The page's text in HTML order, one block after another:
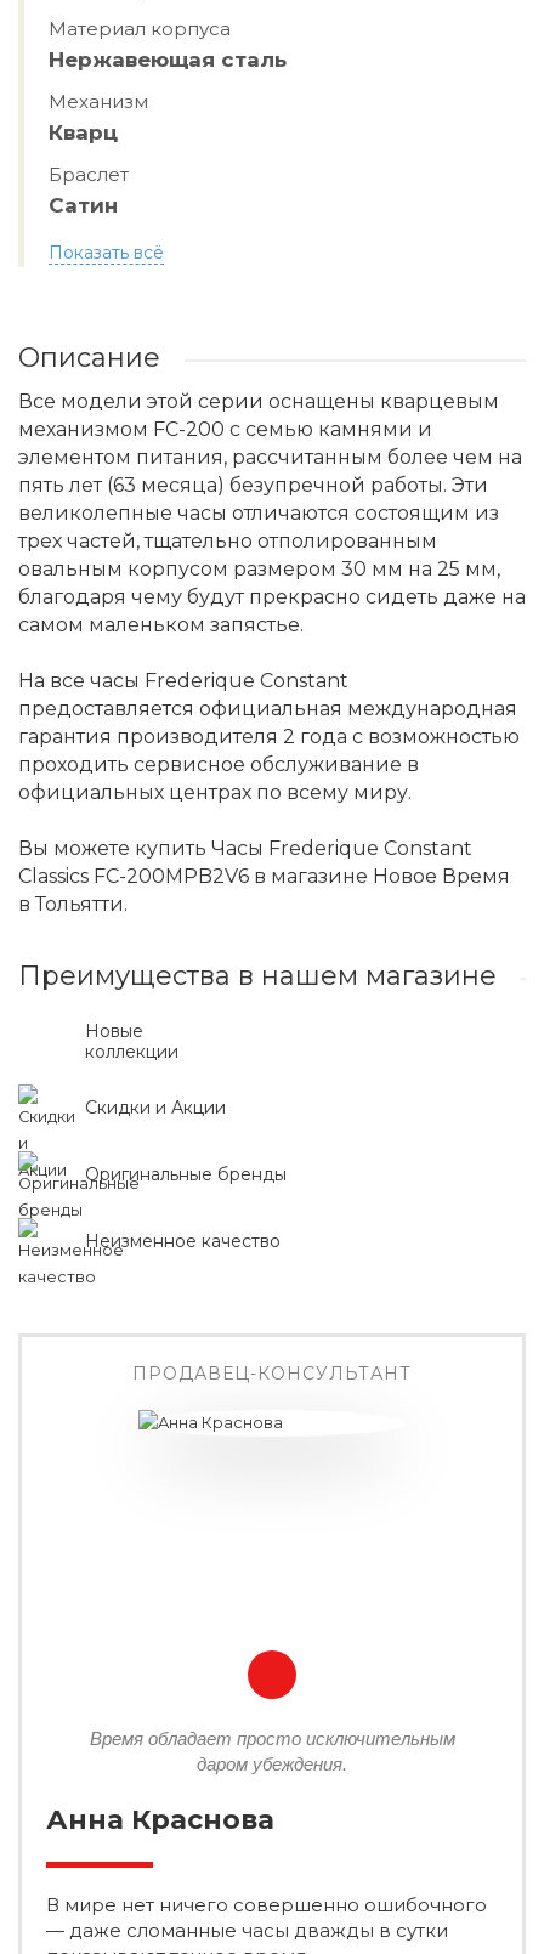
Материал корпуса
Hержавеющая сталь
Механизм
Кварц
Браслет
Сатин
Показать всё
Описание
Все модели этой серии оснащены кварцевым
механизмом FC-200 с семью камнями и
элементом питания, рассчитанным более чем на
пять лет (63 месяца) безупречной работы. Эти
великолепные часы отличаются состоящим из
трех частей, тщательно отполированным
овальным корпусом размером 30 мм на 25 мм,
благодаря чему будут прекрасно сидеть даже на
самом маленьком запястье.
На все часы Frederique Constant
предоставляется официальная международная
гарантия производителя 2 года с возможностью
проходить сервисное обслуживание в
официальных центрах по всему миру.
Вы можете купить Часы Frederique Constant
Classics FC-200MPB2V6 в магазине Новое Время
в Тольятти.
Преимущества в нашем магазине
Новые
коллекции
Скидки и Акции
Оригинальные бренды
Неизменное качество
ПРОДАВЕЦ-КОНСУЛЬТАНТ
Время обладает просто исключительным
даром убеждения.
Анна Краснова
В мире нет ничего совершенно ошибочного
— даже сломанные часы дважды в сутки